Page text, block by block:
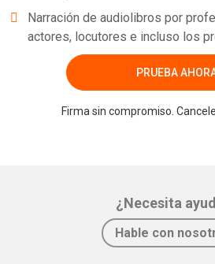
Narración de audiolibros por
actores, locutores e incluso los
PRUEBA
Firma sin compromiso.
¿Necesita
Hable con